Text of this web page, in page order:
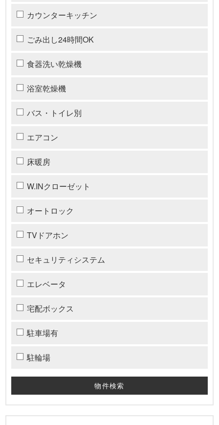
カウンターキッチン
ごみ出し24時間OK
食器洗い乾燥機
浴室乾燥機
バス・トイレ別
エアコン
床暖房
W.INクローゼット
オートロック
TVドアホン
セキュリティシステム
エレベータ
宅配ボックス
駐車場有
駐輪場